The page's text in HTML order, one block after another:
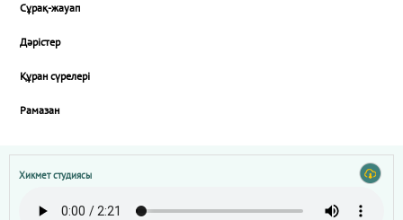
Сұрақ-жауап
Дәрістер
Құран сүрелері
Рамазан
Хикмет студиясы